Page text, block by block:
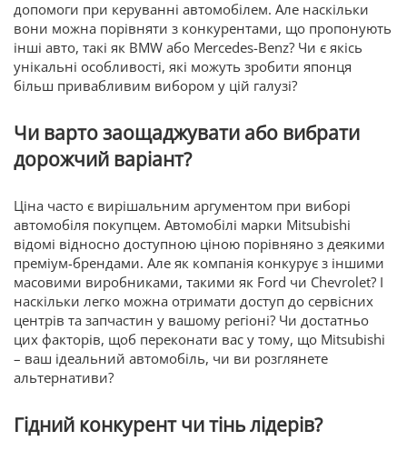
допомоги при керуванні автомобілем. Але наскільки
вони можна порівняти з конкурентами, що пропонують
інші авто, такі як BMW або Mercedes-Benz? Чи є якісь
унікальні особливості, які можуть зробити японця
більш привабливим вибором у цій галузі?
Чи варто заощаджувати або вибрати
дорожчий варіант?
Ціна часто є вирішальним аргументом при виборі
автомобіля покупцем. Автомобілі марки Mitsubishi
відомі відносно доступною ціною порівняно з деякими
преміум-брендами. Але як компанія конкурує з іншими
масовими виробниками, такими як Ford чи Chevrolet? І
наскільки легко можна отримати доступ до сервісних
центрів та запчастин у вашому регіоні? Чи достатньо
цих факторів, щоб переконати вас у тому, що Mitsubishi
– ваш ідеальний автомобіль, чи ви розглянете
альтернативи?
Гідний конкурент чи тінь лідерів?